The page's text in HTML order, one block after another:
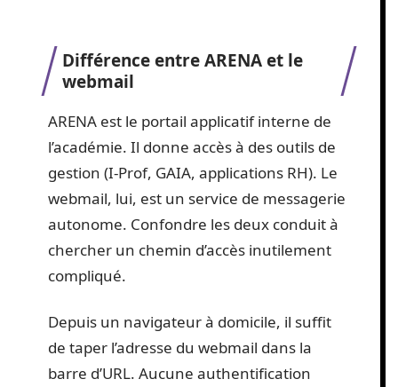
Différence entre ARENA et le
webmail
ARENA est le portail applicatif interne de
l’académie. Il donne accès à des outils de
gestion (I-Prof, GAIA, applications RH). Le
webmail, lui, est un service de messagerie
autonome. Confondre les deux conduit à
chercher un chemin d’accès inutilement
compliqué.
Depuis un navigateur à domicile, il suffit
de taper l’adresse du webmail dans la
barre d’URL. Aucune authentification